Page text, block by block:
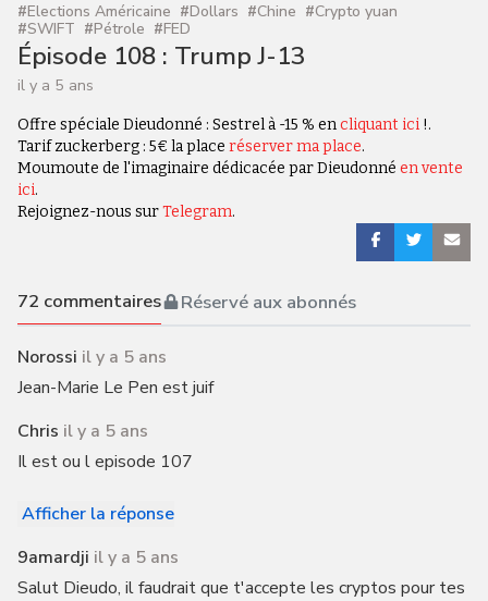
#Elections Américaine #Dollars #Chine #Crypto yuan
#SWIFT #Pétrole #FED
Épisode 108 : Trump J-13
il y a 5 ans
Offre spéciale Dieudonné : Sestrel à -15 % encliquant ici!.
Tarif zuckerberg : 5€ la place réserver ma place.
Moumoute de l'imaginaire dédicacée par Dieudonné en vente
ici.
Rejoignez-nous surTelegram.
72 commentaires Réservé aux abonnés
Norossi il y a 5 ans
Jean-Marie Le Pen est juif
Chris il y a 5 ans
Il est ou l episode 107
Afficher la réponse
9amardji il y a 5 ans
Salut Dieudo, il faudrait que t'accepte les cryptos pour tes